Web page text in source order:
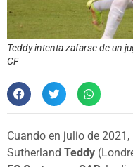
Teddy intenta zafarse de un
CF
Cuando en julio de
Sutherland Teddy